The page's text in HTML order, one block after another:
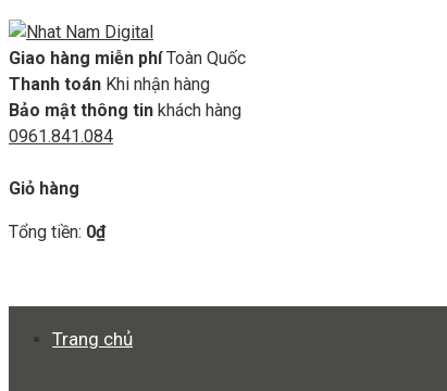
Giao hàng miễn phí Toàn Quốc
Thanh toán Khi nhận hàng
Bảo mật thông tin khách hàng
0961.841.084
Giỏ hàng
Tổng tiền: 0₫
Trang chủ